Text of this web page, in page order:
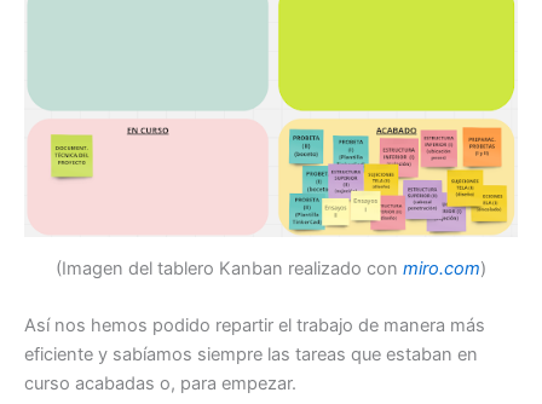
(Imagen del tablero Kanban realizado con miro.com)
Así nos hemos podido repartir el trabajo de manera más
eficiente y sabíamos siempre las tareas que estaban en
curso acabadas o, para empezar.